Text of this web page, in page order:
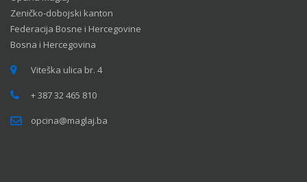
Zeničko-dobojski kanton
Federacija Bosne i Hercegovine
Bosna i Hercegovina
Viteška ulica br. 4
+ 387 32 465 810
opcina@maglaj.ba